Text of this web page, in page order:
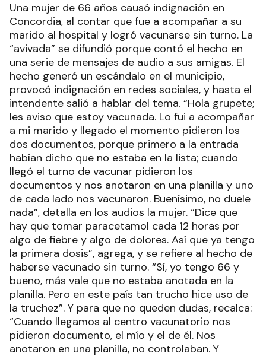
Una mujer de 66 años causó indignación en
Concordia, al contar que fue a acompañar a su
marido al hospital y logró vacunarse sin turno. La
“avivada” se difundió porque contó el hecho en
una serie de mensajes de audio a sus amigas. El
hecho generó un escándalo en el municipio,
provocó indignación en redes sociales, y hasta el
intendente salió a hablar del tema. “Hola grupete;
les aviso que estoy vacunada. Lo fui a acompañar
a mi marido y llegado el momento pidieron los
dos documentos, porque primero a la entrada
habían dicho que no estaba en la lista; cuando
llegó el turno de vacunar pidieron los
documentos y nos anotaron en una planilla y uno
de cada lado nos vacunaron. Buenísimo, no duele
nada”, detalla en los audios la mujer. “Dice que
hay que tomar paracetamol cada 12 horas por
algo de fiebre y algo de dolores. Así que ya tengo
la primera dosis”, agrega, y se refiere al hecho de
haberse vacunado sin turno. “Sí, yo tengo 66 y
bueno, más vale que no estaba anotada en la
planilla. Pero en este país tan trucho hice uso de
la truchez”. Y para que no queden dudas, recalca:
“Cuando llegamos al centro vacunatorio nos
pidieron documento, el mío y el de él. Nos
anotaron en una planilla, no controlaban. Y